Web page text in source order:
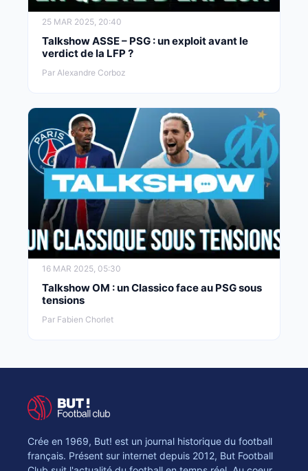
25 MAR 2025, 20:40
Talkshow ASSE – PSG : un exploit avant le
verdict de la LFP ?
Par Alexandre Corboz
16 MAR 2025, 05:30
Talkshow OM : un Classico face au PSG sous
tensions
Par Fabien Chorlet
Crée en 1969, But! est un journal historique du football
français. Présent sur internet depuis 2012, But Football